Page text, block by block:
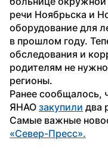
речи Ноябрьска и
оборудование для
в прошлом году.
обследования и
родителям не
регионы.
Ранее сообщалось,
ЯНАО закупили два
«Север-Пресс».